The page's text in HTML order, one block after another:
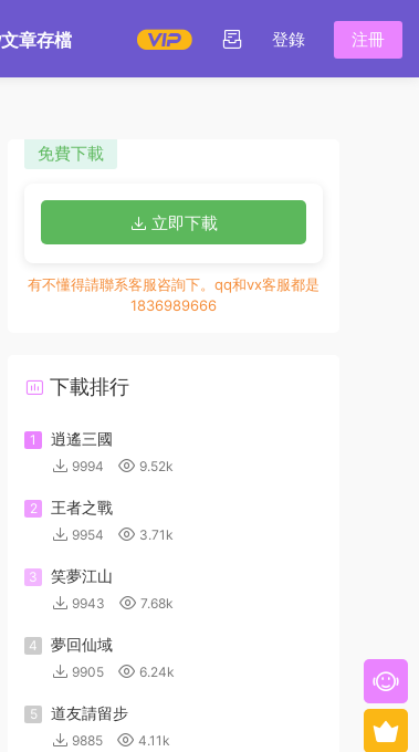
文章存檔 登錄 注冊
免費下載
立即下載
有不懂得請聯系客服咨詢下。qq和vx客服都是
1836989666
下載排行
1 逍遙三國
9994 9.52k
2 王者之戰
9954 3.71k
3 笑夢江山
9943 7.68k
4 夢回仙域
9905 6.24k
5 道友請留步
9885 4.11k